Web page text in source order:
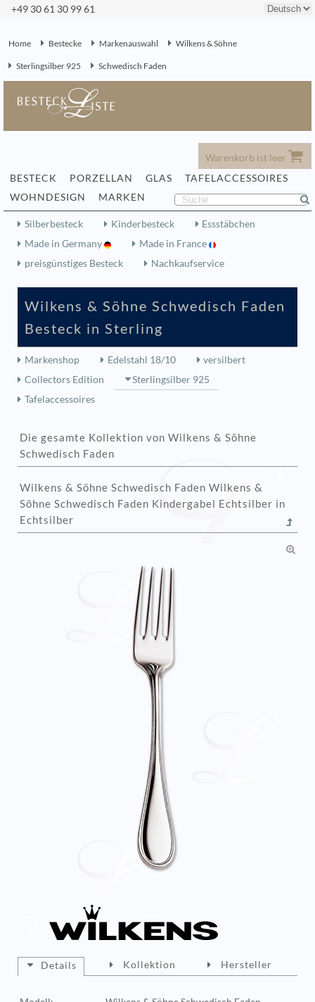
+49 30 61 30 99 61
Home Bestecke Markenauswahl Wilkens & Söhne
Sterlingsilber 925 Schwedisch Faden
Warenkorb ist leer
BESTECK
PORZELLAN GLAS
TAFELACCESSOIRES
WOHNDESIGN
MARKEN
Silberbesteck Kinderbesteck
Essstäbchen
Made in Germany
Made in France
preisgünstiges Besteck
Nachkaufservice
Wilkens & Söhne Schwedisch Faden
Besteck in Sterling
Markenshop Edelstahl 18/10
versilbert
Collectors Edition
Sterlingsilber 925
Tafelaccessoires
Die gesamte Kollektion von Wilkens & Söhne
Schwedisch Faden
Wilkens & Söhne Schwedisch Faden Wilkens &
Söhne Schwedisch Faden Kindergabel Echtsilber in
Echtsilber
Details Kollektion Hersteller